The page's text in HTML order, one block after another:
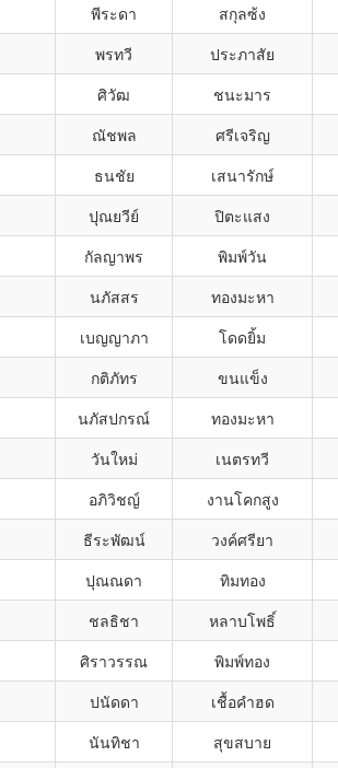
พีระดา สกุลซ้ง
พรทวี ประภาสัย
ศิวัฒ ชนะมาร
ณัชพล ศรีเจริญ
ธนชัย เสนารักษ์
ปุณยวีย์ ปิตะแสง
กัลญาพร พิมพ์วัน
นภัสสร ทองมะหา
เบญญาภา โดดยิ้ม
กติภัทร ขนแข็ง
นภัสปกรณ์ ทองมะหา
วันใหม่ เนตรทวี
อภิวิชญ์ งานโคกสูง
ธีระพัฒน์ วงค์ศรียา
ปุณณดา ทิมทอง
ชลธิชา หลาบโพธิ์
ศิราวรรณ พิมพ์ทอง
ปนัดดา เชื้อคำฮด
นันทิชา สุขสบาย